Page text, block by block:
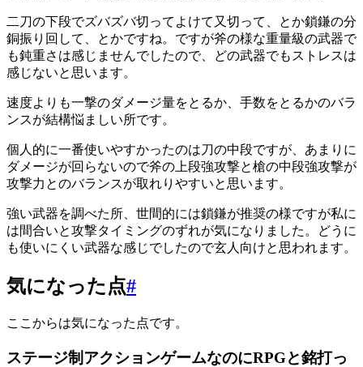
二刀の下段でズバズバ切ってよけて又切って、とか鎖鎌の分
銅振り回して、とかですね。ですが斧の様な重量級の武器で
も鈍重さは感じませんでしたので、どの武器でもストレスは
感じないと思います。
速度よりも一撃のダメージ量をとるか、手数をとるかのバラ
ンスが結構悩ましい所です。
個人的に一番使いやすかったのは刀の中段ですが、あまりに
ダメージが回らないので斧の上段強攻撃と槍の中段強攻撃が
攻撃力とのバランスが取れりやすいと思います。
強い武器を調べた所、世間的には鎖鎌が推奨の様ですが私に
は間合いと攻撃タイミングのずれが気になりました。どうに
も使いにくい武器な感じでしたので玄人向けと思われます。
気になった点#
ここからは気になった点です。
ステージ制アクションゲームなのにRPGと銘打っ